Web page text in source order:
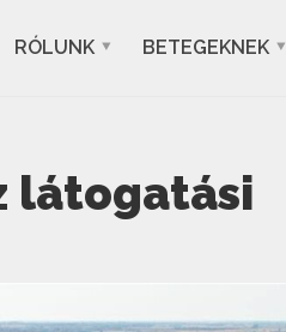
RÓLUNK BETEGEKNEK
látogatási